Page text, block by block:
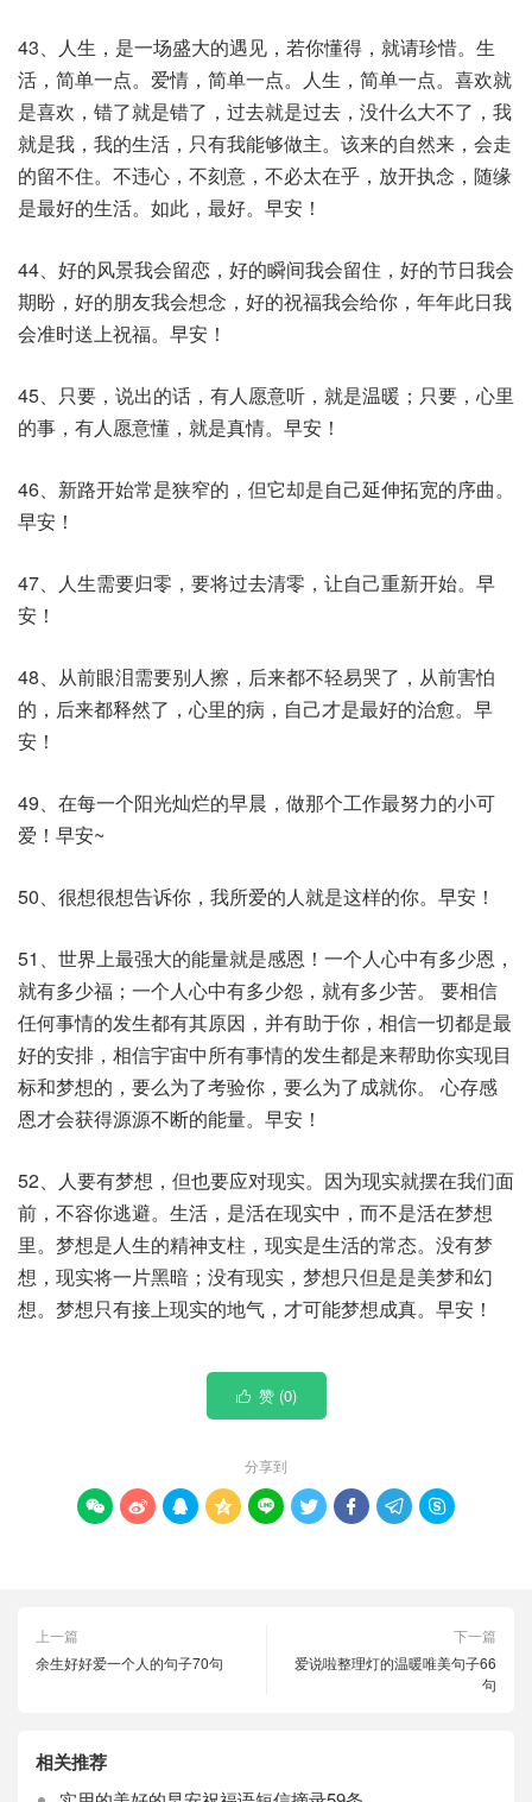
43、人生，是一场盛大的遇见，若你懂得，就请珍惜。生
活，简单一点。爱情，简单一点。人生，简单一点。喜欢就
是喜欢，错了就是错了，过去就是过去，没什么大不了，我
就是我，我的生活，只有我能够做主。该来的自然来，会走
的留不住。不违心，不刻意，不必太在乎，放开执念，随缘
是最好的生活。如此，最好。早安！
44、好的风景我会留恋，好的瞬间我会留住，好的节日我会
期盼，好的朋友我会想念，好的祝福我会给你，年年此日我
会准时送上祝福。早安！
45、只要，说出的话，有人愿意听，就是温暖；只要，心里
的事，有人愿意懂，就是真情。早安！
46、新路开始常是狭窄的，但它却是自己延伸拓宽的序曲。
早安！
47、人生需要归零，要将过去清零，让自己重新开始。早
安！
48、从前眼泪需要别人擦，后来都不轻易哭了，从前害怕
的，后来都释然了，心里的病，自己才是最好的治愈。早
安！
49、在每一个阳光灿烂的早晨，做那个工作最努力的小可
爱！早安~
50、很想很想告诉你，我所爱的人就是这样的你。早安！
51、世界上最强大的能量就是感恩！一个人心中有多少恩，
就有多少福；一个人心中有多少怨，就有多少苦。 要相信
任何事情的发生都有其原因，并有助于你，相信一切都是最
好的安排，相信宇宙中所有事情的发生都是来帮助你实现目
标和梦想的，要么为了考验你，要么为了成就你。 心存感
恩才会获得源源不断的能量。早安！
52、人要有梦想，但也要应对现实。因为现实就摆在我们面
前，不容你逃避。生活，是活在现实中，而不是活在梦想
里。梦想是人生的精神支柱，现实是生活的常态。没有梦
想，现实将一片黑暗；没有现实，梦想只但是是美梦和幻
想。梦想只有接上现实的地气，才可能梦想成真。早安！
 赞 (0)
分享到
        
上一篇
余生好好爱一个人的句子70句
下一篇
爱说啦整理灯的温暖唯美句子66
句
相关推荐